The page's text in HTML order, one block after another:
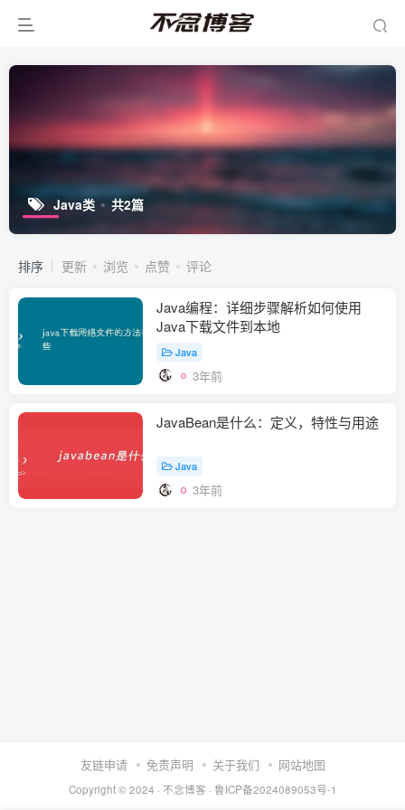
Java类 共2篇
排序 更新 浏览 点赞 评论
Java编程：详细步骤解析如何使用
Java下载文件到本地
Java
3年前
JavaBean是什么：定义，特性与用途
Java
3年前
友链申请 免责声明 关于我们 网站地图
Copyright © 2024 · 不念博客 · 鲁ICP备2024089053号-1